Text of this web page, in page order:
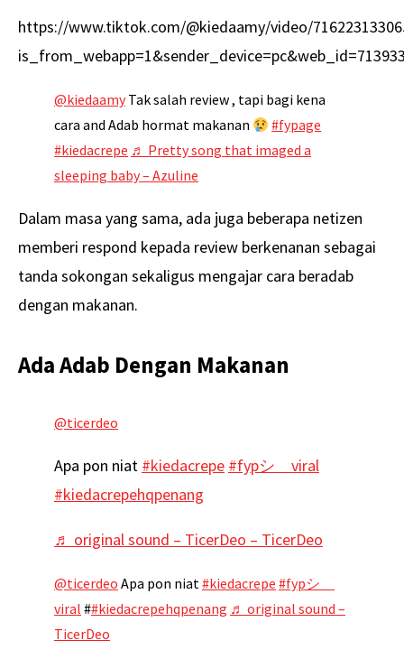
https://www.tiktok.com/@kiedaamy/video/
@kiedaamyTak salah review , tapi bagi kena
cara and Adab hormat makanan
#fypage
#kiedacrepe ♬ Pretty song that imaged a
sleeping baby – Azuline
Dalam masa yang sama, ada juga beberapa netizen
memberi respond kepada review berkenanan sebagai
tanda sokongan sekaligus mengajar cara beradab
dengan makanan.
Ada Adab Dengan Makanan
@ticerdeo
Apa pon niat #kiedacrepe #fypシ゚viral
#kiedacrepehqpenang
♬ original sound – TicerDeo – TicerDeo
@ticerdeo Apa pon niat #kiedacrepe #fypシ゚
viral ##kiedacrepehqpenang ♬ original sound –
TicerDeo